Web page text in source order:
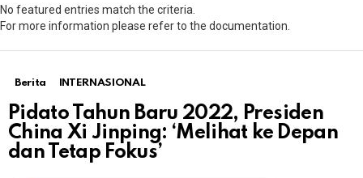
No featured entries match the criteria.
For more information please refer to the documentation.
Berita INTERNASIONAL
Pidato Tahun Baru 2022, Presiden
China Xi Jinping: ‘Melihat ke Depan
dan Tetap Fokus’